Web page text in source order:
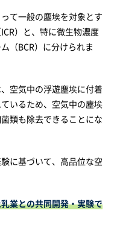
て一般の塵埃を対象とす
）と、特に微生物濃度
（BCR）に分けられま
空気中の浮遊塵埃に付着
いるため、空気中の塵埃
類も除去できることにな
に基づいて、高品位な空
業との共同開発・実験で